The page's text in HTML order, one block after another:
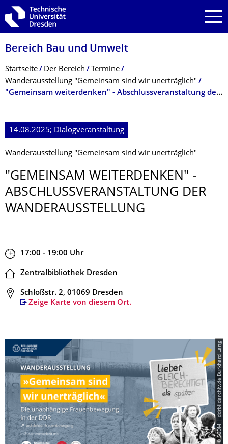
Zur Hauptnavigation springen
Zur Suche springen
Zum Inhalt springen
Bereich Bau und Umwelt
Breadcrumb-Menü
Startseite Der Bereich
Termine
Wanderausstellung "Gemeinsam sind wir unerträglich"
"Gemeinsam weiterdenken" - Abschlussveranstaltung der Wanderausstellung
14.08.2025; Dialogveranstaltung
Wanderausstellung "Gemeinsam sind wir unerträglich"
"GEMEINSAM WEITERDENKEN" -
ABSCHLUSSVERAN­STALTUNG DER
WANDERAUSSTEL­LUNG
Zeit
17:00 - 19:00 Uhr
Ort
Zentralbibliothek Dresden
Adresse
Schloßstr. 2, 01069 Dresden
Zeige Karte von diesem Ort.
© SGDM | ddrbildarchiv.de Burkhard Lang